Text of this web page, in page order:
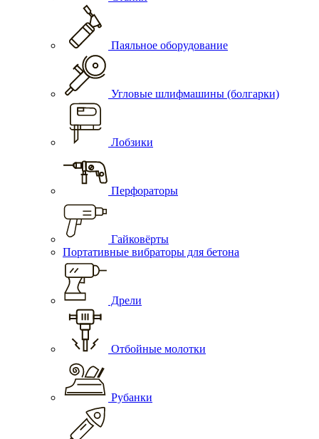
Паяльное оборудование
Угловые шлифмашины (болгарки)
Лобзики
Перфораторы
Гайковёрты
Портативные вибраторы для бетона
Дрели
Отбойные молотки
Рубанки